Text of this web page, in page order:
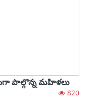
పాల్గొన్న మహిళలు
820